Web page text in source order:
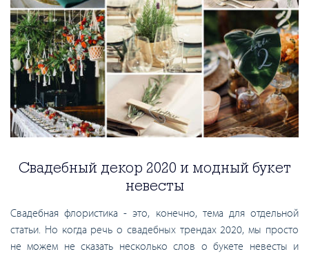
Свадебный декор 2020 и модный букет
невесты
Свадебная флористика - это, конечно, тема для отдельной
статьи. Но когда речь о свадебных трендах 2020, мы просто
не можем не сказать несколько слов о букете невесты и